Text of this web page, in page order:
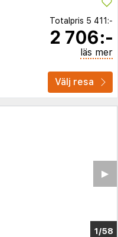
Totalpris 5 411:-
2 706:-
läs mer
Välj resa
1/52
▶︎